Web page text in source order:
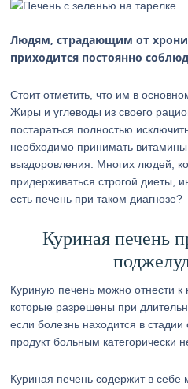
Людям, страдающим от
приходится постоянно
Стоит отметить, что им в
Жиры и углеводы из своего
постараться полностью
необходимо принимать
выздоровления. Многих людей,
придерживаться строгой диеты,
есть печень при таком диагнозе?
Куриная печень
Куриную печень можно отнести к
которые разрешены при
если болезнь находится в стадии
продукт больным категорически
Куриная печень содержит в себе